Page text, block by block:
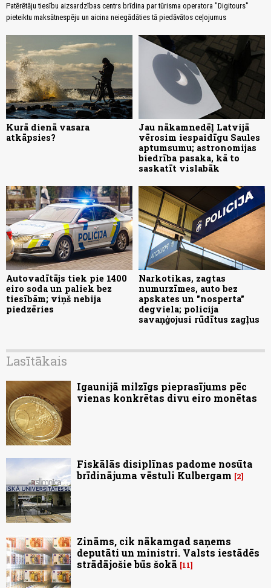
Patērētāju tiesību aizsardzības centrs brīdina par tūrisma operatora "Digitours"
pieteiktu maksātnespēju un aicina neiegādāties tā piedāvātos ceļojumus
Kurā dienā vasara
atkāpsies?
Jau nākamnedēļ Latvijā
vērosim iespaidīgu Saules
aptumsumu; astronomijas
biedrība pasaka, kā to
saskatīt vislabāk
Autovadītājs tiek pie 1400
eiro soda un paliek bez
tiesībām; viņš nebija
piedzēries
Narkotikas, zagtas
numurzīmes, auto bez
apskates un "nosperta"
degviela; policija
savaņģojusi rūdītus zagļus
Lasītākais
Igaunijā milzīgs pieprasījums pēc
vienas konkrētas divu eiro monētas
Fiskālās disiplīnas padome nosūta
brīdinājuma vēstuli Kulbergam
2
Zināms, cik nākamgad saņems
deputāti un ministri. Valsts iestādēs
strādājošie būs šokā
11